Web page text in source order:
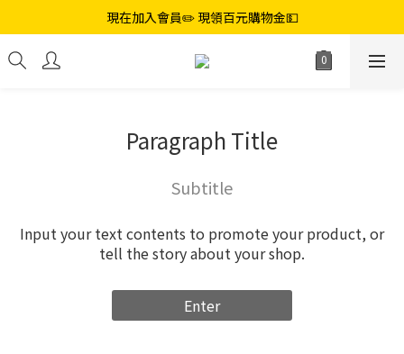
現在加入會員✏️ 現領百元購物金💵
Paragraph Title
Subtitle
Input your text contents to promote your product, or
tell the story about your shop.
Enter